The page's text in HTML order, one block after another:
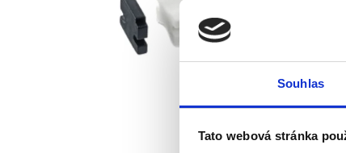
Souhlas
Tato webová stránka